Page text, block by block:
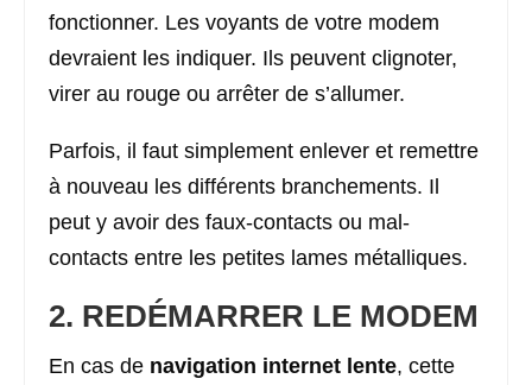
fonctionner. Les voyants de votre modem
devraient les indiquer. Ils peuvent clignoter,
virer au rouge ou arrêter de s’allumer.
Parfois, il faut simplement enlever et remettre
à nouveau les différents branchements. Il
peut y avoir des faux-contacts ou mal-
contacts entre les petites lames métalliques.
2. REDÉMARRER LE MODEM
En cas de navigation internet lente, cette